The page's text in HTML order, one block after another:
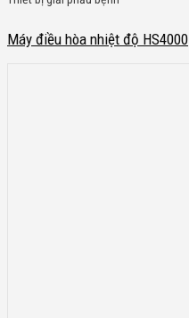
Máy điều hòa nhiệt độ HS4000